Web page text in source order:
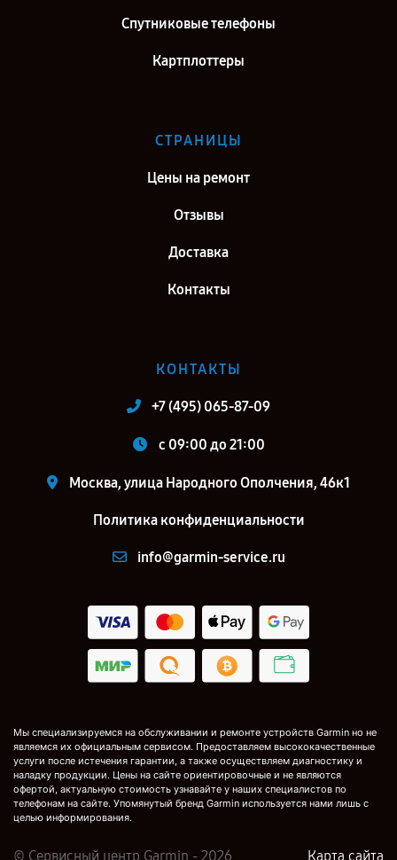
Спутниковые телефоны
Картплоттеры
СТРАНИЦЫ
Цены на ремонт
Отзывы
Доставка
Контакты
КОНТАКТЫ
+7 (495) 065-87-09
c 09:00 до 21:00
Москва, улица Народного Ополчения, 46к1
Политика конфиденциальности
info@garmin-service.ru
Мы специализируемся на обслуживании и ремонте устройств Garmin но не
являемся их официальным сервисом. Предоставляем высококачественные
услуги после истечения гарантии, а также осуществляем диагностику и
наладку продукции. Цены на сайте ориентировочные и не являются
офертой, актуальную стоимость узнавайте у наших специалистов по
телефонам на сайте. Упомянутый бренд Garmin используется нами лишь с
целью информирования.
© Сервисный центр Garmin - 2026 Карта сайта